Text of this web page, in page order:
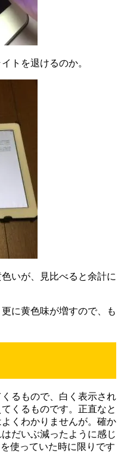
トを退けるのか。
いが、見比べると余計に
に黄色味が増すので、も
るもので、白く表示され
くるものです。正直なと
くわかりませんが。確か
だいぶ減ったように感じ
使っていた時に限りです